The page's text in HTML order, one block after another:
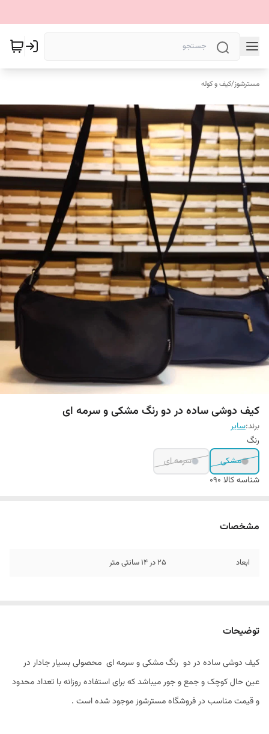
مسترشوز/کیف و کوله
کیف دوشی ساده در دو رنگ مشکی و سرمه ای
برند:سایر
رنگ
مشکی
سرمه ای
شناسه کالا 090
مشخصات
ابعاد 25 در 14 سانتی متر
توضیحات
کیف دوشی ساده در دو رنگ مشکی و سرمه ای محصولی بسیار جادار در
عین حال کوچک و جمع و جور میباشد که برای استفاده روزانه با تعداد محدود
و قیمت مناسب در فروشگاه مسترشوز موجود شده است .